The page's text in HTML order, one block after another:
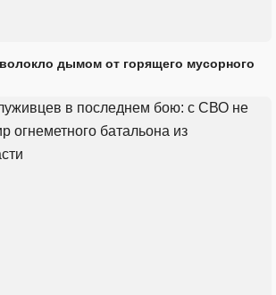
дымом от горящего мусорного